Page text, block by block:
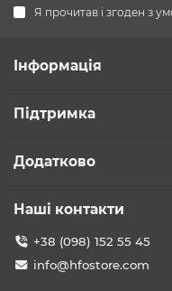
Я прочитав і згоден з
Інформація
Підтримка
Додатково
Наші контакти
+38 (098) 152 55 45
info@hfostore.com